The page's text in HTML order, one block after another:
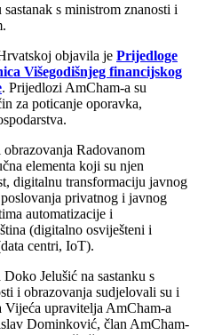
s ministrom znanosti i
objavila je Prijedloge
Višegodišnjeg financijskog
. Prijedlozi AmCham-a su
za poticanje oporavka,
Radovanom
elementa koji su njen
digitalnu transformaciju javnog
privatnog i javnog
automatizacije i
(digitalno osviješteni i
centri, IoT).
Jelušić na sastanku s
i obrazovanja sudjelovali su i
Vijeća upravitelja AmCham-a
Dominković, član AmCham-